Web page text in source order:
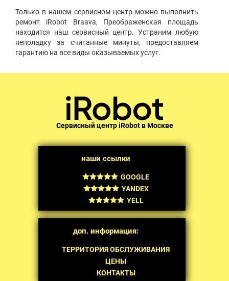
Только в нашем сервисном центр можно выполнить
ремонт iRobot Braava, Преображенская площадь
находится наш сервисный центр. Устраним любую
неполадку за считанные минуты, предоставляем
гарантию на все виды оказываемых услуг.
Сервисный центр iRobot в Москве
наши ссылки
GOOGLE
YANDEX
YELL
доп. информация:
ТЕРРИТОРИЯ ОБСЛУЖИВАНИЯ
ЦЕНЫ
КОНТАКТЫ